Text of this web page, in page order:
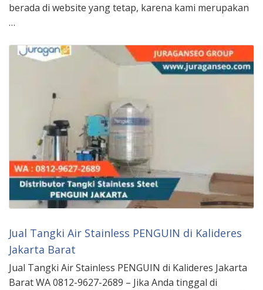
berada di website yang tetap, karena kami merupakan
…
Jual Tangki Air Stainless PENGUIN di Kalideres
Jakarta Barat
Jual Tangki Air Stainless PENGUIN di Kalideres Jakarta
Barat WA 0812-9627-2689 – Jika Anda tinggal di